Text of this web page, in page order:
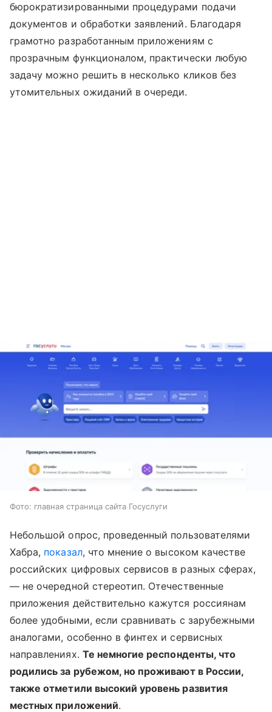
бюрократизированными процедурами подачи
документов и обработки заявлений. Благодаря
грамотно разработанным приложениям с
прозрачным функционалом, практически любую
задачу можно решить в несколько кликов без
утомительных ожиданий в очереди.
Фото: главная страница сайта Госуслуги
Небольшой опрос, проведенный пользователями
Хабра, показал, что мнение о высоком качестве
российских цифровых сервисов в разных сферах,
— не очередной стереотип. Отечественные
приложения действительно кажутся россиянам
более удобными, если сравнивать с зарубежными
аналогами, особенно в финтех и сервисных
направлениях. Те немногие респонденты, что
родились за рубежом, но проживают в России,
также отметили высокий уровень развития
местных приложений.